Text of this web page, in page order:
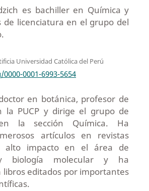
es bachiller en Química y
de licenciatura en el grupo del
Universidad Católica del Perú
0001-6993-5654
en botánica, profesor de
la PUCP y dirige el grupo de
la sección Química. Ha
artículos en revistas
alto impacto en el área de
biología molecular y ha
libros editados por importantes